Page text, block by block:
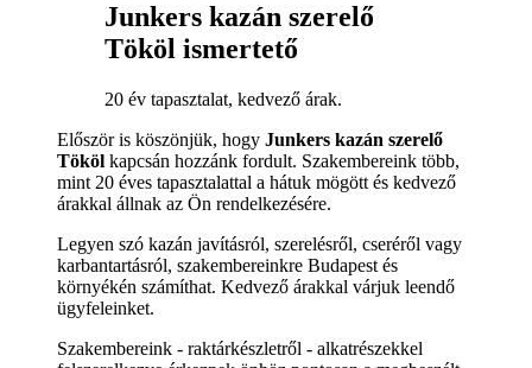
Junkers kazán szerelő
Tököl ismertető
20 év tapasztalat, kedvező árak.
Először is köszönjük, hogy Junkers kazán szerelő
Tököl kapcsán hozzánk fordult. Szakembereink több,
mint 20 éves tapasztalattal a hátuk mögött és kedvező
árakkal állnak az Ön rendelkezésére.
Legyen szó kazán javításról, szerelésről, cseréről vagy
karbantartásról, szakembereinkre Budapest és
környékén számíthat. Kedvező árakkal várjuk leendő
ügyfeleinket.
Szakembereink - raktárkészletről - alkatrészekkel